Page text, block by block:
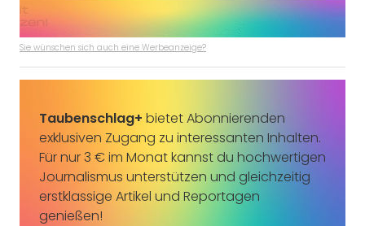
Sie wünschen sich auch eine Werbeanzeige?
Taubenschlag+ bietet Abonnierenden
exklusiven Zugang zu interessanten Inhalten.
Für nur 3 € im Monat kannst du hochwertigen
Journalismus unterstützen und gleichzeitig
erstklassige Artikel und Reportagen
genießen!